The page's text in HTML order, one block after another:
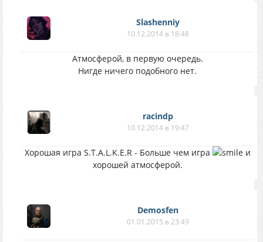
Slashenniy
10.12.2014 в 18:48
Атмосферой, в первую очередь.
Нигде ничего подобного нет.
racindp
10.12.2014 в 19:47
Хорошая игра S.T.A.L.K.E.R - Больше чем игра
и
хорошей атмосферой.
Demosfen
01.01.2015 в 23:49